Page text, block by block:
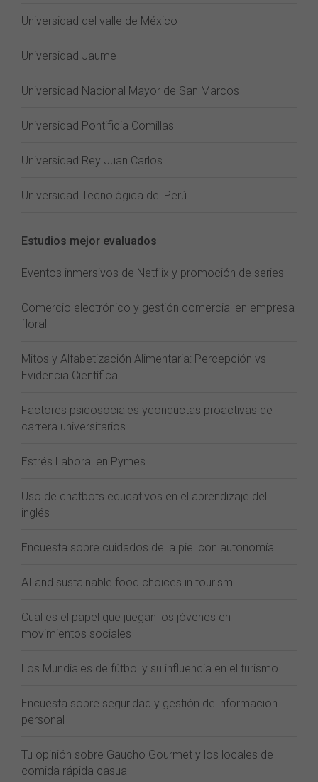
Universidad del valle de México
Universidad Jaume I
Universidad Nacional Mayor de San Marcos
Universidad Pontificia Comillas
Universidad Rey Juan Carlos
Universidad Tecnológica del Perú
Estudios mejor evaluados
Eventos inmersivos de Netflix y promoción de series
Comercio electrónico y gestión comercial en empresa
floral
Mitos y Alfabetización Alimentaria: Percepción vs
Evidencia Científica
Factores psicosociales yconductas proactivas de
carrera universitarios
Estrés Laboral en Pymes
Uso de chatbots educativos en el aprendizaje del
inglés
Encuesta sobre cuidados de la piel con autonomía
AI and sustainable food choices in tourism
Cual es el papel que juegan los jóvenes en
movimientos sociales
Los Mundiales de fútbol y su influencia en el turismo
Encuesta sobre seguridad y gestión de informacion
personal
Tu opinión sobre Gaucho Gourmet y los locales de
comida rápida casual